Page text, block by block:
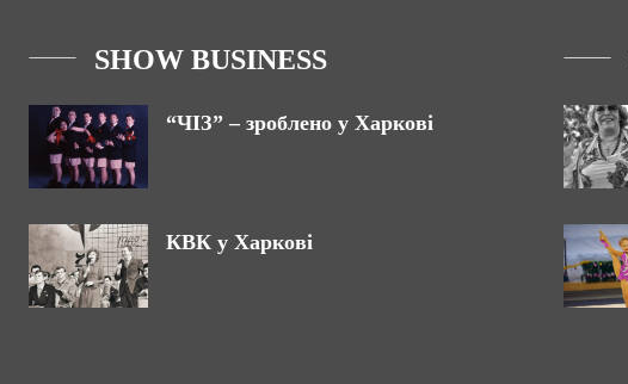
SHOW BUSINESS
“ЧІЗ” – зроблено у Харкові
КВК у Харкові